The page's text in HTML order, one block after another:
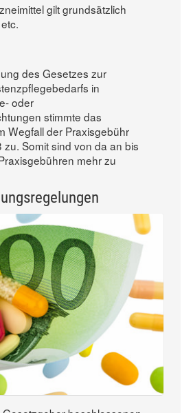
gilt grundsätzlich
des Gesetzes zur
in
oder
stimmte das
Wegfall der Praxisgebühr
Somit sind von da an bis
mehr zu